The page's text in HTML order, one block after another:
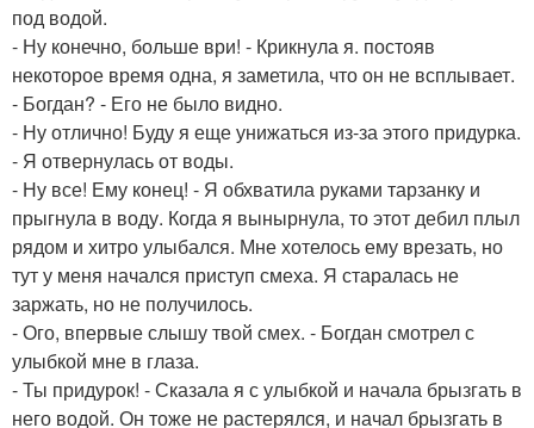
под водой.
- Ну конечно, больше ври! - Крикнула я. постояв
некоторое время одна, я заметила, что он не всплывает.
- Богдан? - Его не было видно.
- Ну отлично! Буду я еще унижаться из-за этого придурка.
- Я отвернулась от воды.
- Ну все! Ему конец! - Я обхватила руками тарзанку и
прыгнула в воду. Когда я вынырнула, то этот дебил плыл
рядом и хитро улыбался. Мне хотелось ему врезать, но
тут у меня начался приступ смеха. Я старалась не
заржать, но не получилось.
- Ого, впервые слышу твой смех. - Богдан смотрел с
улыбкой мне в глаза.
- Ты придурок! - Сказала я с улыбкой и начала брызгать в
него водой. Он тоже не растерялся, и начал брызгать в